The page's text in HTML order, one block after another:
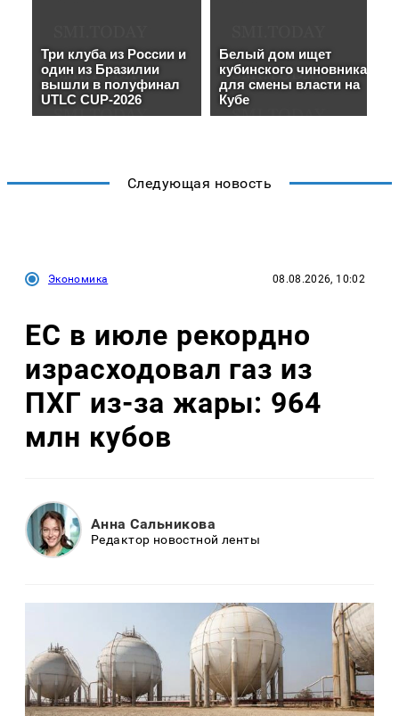
Следующая новость
Экономика 08.08.2026, 10:02
ЕС в июле рекордно
израсходовал газ из
ПХГ из-за жары: 964
млн кубов
Анна Сальникова
Редактор новостной ленты